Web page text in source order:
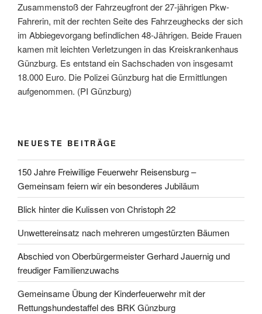
Zusammenstoß der Fahrzeugfront der 27-jährigen Pkw-
Fahrerin, mit der rechten Seite des Fahrzeughecks der sich
im Abbiegevorgang befindlichen 48-Jährigen. Beide Frauen
kamen mit leichten Verletzungen in das Kreiskrankenhaus
Günzburg. Es entstand ein Sachschaden von insgesamt
18.000 Euro. Die Polizei Günzburg hat die Ermittlungen
aufgenommen. (PI Günzburg)
NEUESTE BEITRÄGE
150 Jahre Freiwillige Feuerwehr Reisensburg –
Gemeinsam feiern wir ein besonderes Jubiläum
Blick hinter die Kulissen von Christoph 22
Unwettereinsatz nach mehreren umgestürzten Bäumen
Abschied von Oberbürgermeister Gerhard Jauernig und
freudiger Familienzuwachs
Gemeinsame Übung der Kinderfeuerwehr mit der
Rettungshundestaffel des BRK Günzburg